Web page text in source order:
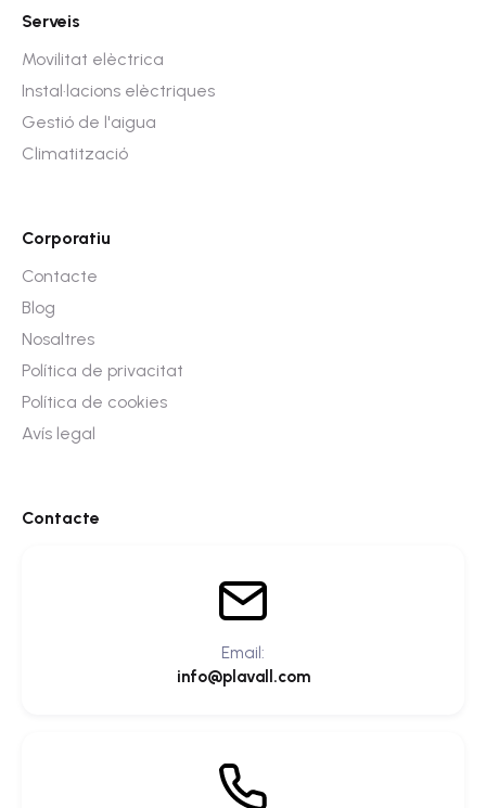
Serveis
Movilitat elèctrica
Instal·lacions elèctriques
Gestió de l'aigua
Climatització
Corporatiu
Contacte
Blog
Nosaltres
Política de privacitat
Política de cookies
Avís legal
Contacte
Email:
info@plavall.com